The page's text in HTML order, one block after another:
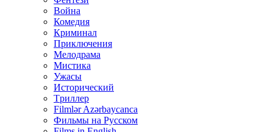
Война
Комедия
Криминал
Приключения
Мелодрама
Мистика
Ужасы
Исторический
Tриллер
Filmlər Azərbaycanca
Фильмы на Русском